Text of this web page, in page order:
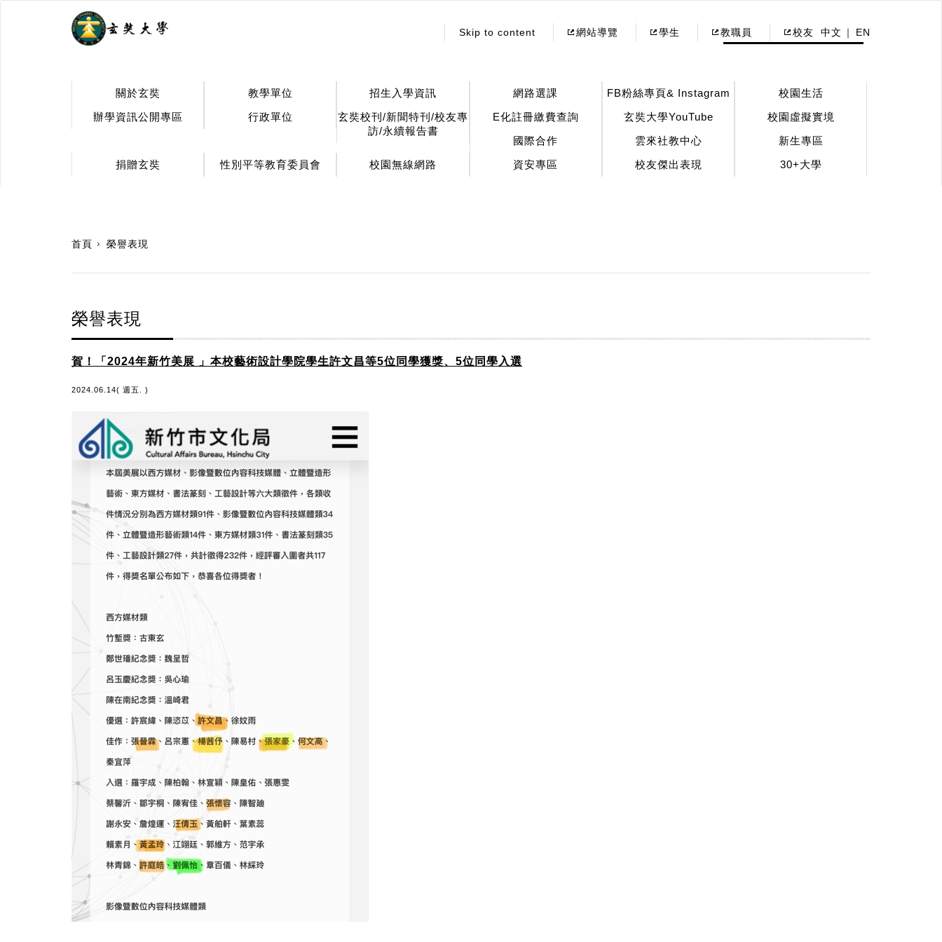
Skip to content 網站導覽 學生 教職員 校友 中文 EN
關於玄奘 教學單位 招生入學資訊 網路選課 FB粉絲專頁& Instagram
校園生活
辦學資訊公開專區
行政單位
玄奘校刊/新聞特刊/校友專
訪/永續報告書
E化註冊繳費查詢 玄奘大學YouTube
校園虛擬實境
國際合作
雲來社教中心
新生專區
捐贈玄奘
性別平等教育委員會 校園無線網路 資安專區 校友傑出表現 30+大學
首頁 榮譽表現
榮譽表現
賀！「2024年新竹美展 」本校藝術設計學院學生許文昌等5位同學獲獎、5位同學入選
2024.06.14( 週五. )